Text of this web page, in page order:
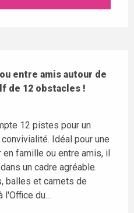
entre amis autour de
de 12 obstacles !
12 pistes pour un
Idéal pour une
famille ou entre amis, il
un cadre agréable.
balles et carnets de
l'Office du...